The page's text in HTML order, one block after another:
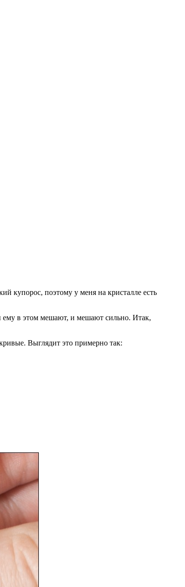
купорос, поэтому у меня на кристалле есть
ему в этом мешают, и мешают сильно. Итак,
Выглядит это примерно так: